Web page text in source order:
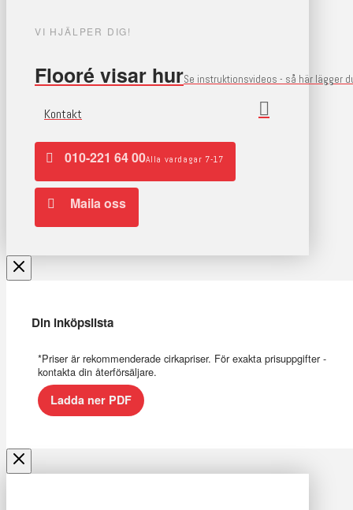
VI HJÄLPER DIG!
Flooré visar hurSe instruktionsvideos - så här lägger
Kontakt
010-221 64 00Alla vardagar 7-17
Maila oss
Din inköpslista
*Priser är rekommenderade cirkapriser. För exakta prisuppgifter -
kontakta din återförsäljare.
Ladda ner PDF